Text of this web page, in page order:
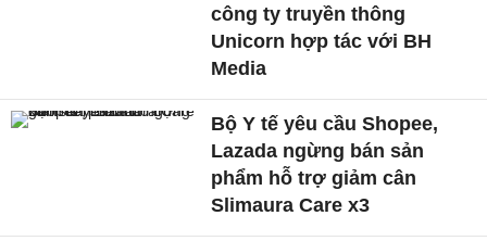
công ty truyền thông
Unicorn hợp tác với BH
Media
Bộ Y tế yêu cầu Shopee,
Lazada ngừng bán sản
phẩm hỗ trợ giảm cân
Slimaura Care x3